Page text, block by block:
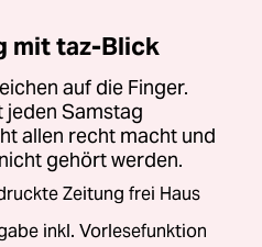
mit taz-Blick
auf die Finger.
jeden Samstag
allen recht macht und
gehört werden.
Zeitung frei Haus
inkl. Vorlesefunktion